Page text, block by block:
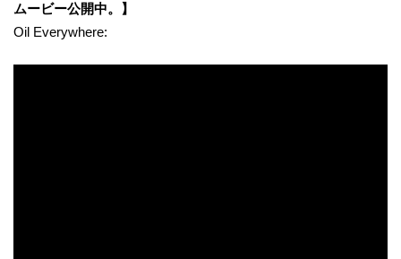
ムービー公開中。】
Oil Everywhere: